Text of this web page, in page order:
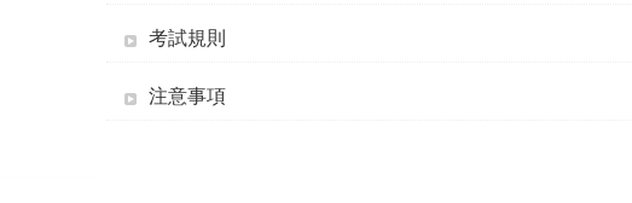
考試規則
注意事項